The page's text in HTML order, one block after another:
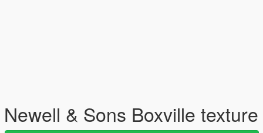
Newell & Sons Boxville texture